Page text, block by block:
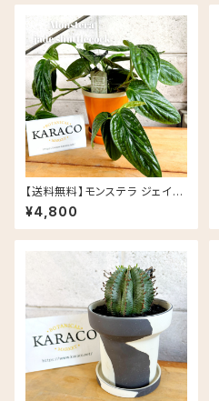
【送料無料】モンステラ ジェイド
シャトルコック 5号 グロッシーポ
ット アプリコット 皿セット セラミ
ック鉢
¥4,800